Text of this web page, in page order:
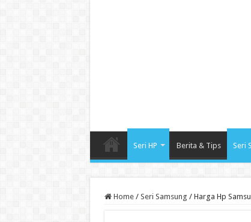
Seri HP Berita & Tips Seri
Home / Seri Samsung / Harga Hp